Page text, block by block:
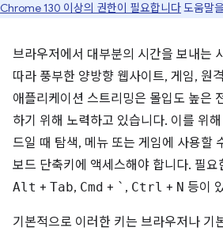
Chrome 130 이상의 권한이 필요합니다도움말
브라우저에서 대부분의 시간을 보내는
따라 풍부한 양방향 웹사이트, 게임, 원
애플리케이션 스트리밍은 몰입도 높은
하기 위해 노력하고 있습니다. 이를 위
드일 때 탐색, 메뉴 또는 게임에 사용할
보드 단축키에 액세스해야 합니다. 필요
Alt + Tab, Cmd + ` , Ctrl + N 등이
기본적으로 이러한 키는 브라우저나 기